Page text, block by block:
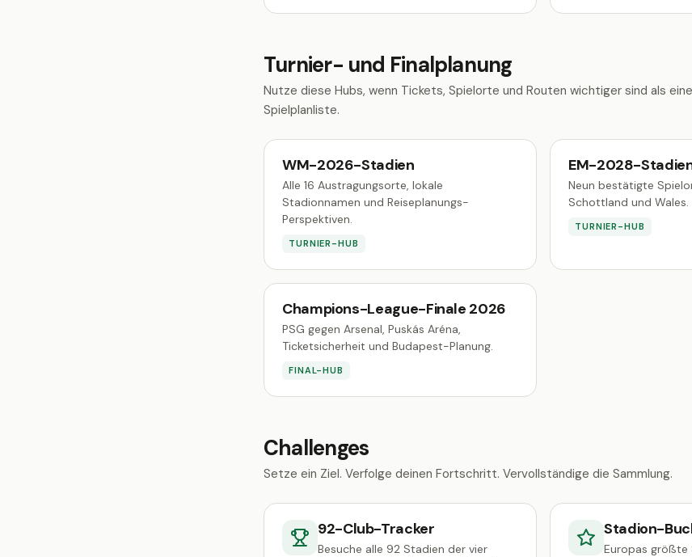
Turnier- und Finalplanung
Nutze diese Hubs, wenn Tickets, Spielorte und Routen wichtiger sind als
Spielplanliste.
WM-2026-Stadien
Alle 16 Austragungsorte, lokale
Stadionnamen und Reiseplanungs-
Perspektiven.
TURNIER-HUB
EM-2028-
Neun bestätigte
Schottland und Wales.
TURNIER-HUB
Champions-League-Finale 2026
PSG gegen Arsenal, Puskás Aréna,
Ticketsicherheit und Budapest-Planung.
FINAL-HUB
Challenges
Setze ein Ziel. Verfolge deinen Fortschritt. Vervollständige die Sammlung.
92-Club-Tracker
Besuche alle 92 Stadien der vier
Stadion-
Europas größte